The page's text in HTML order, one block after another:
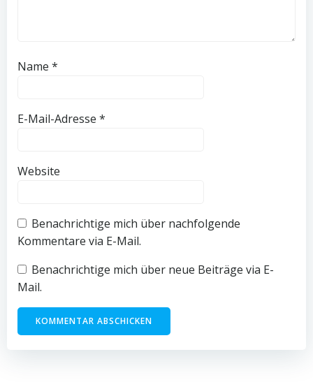
Name *
E-Mail-Adresse *
Website
Benachrichtige mich über nachfolgende
Kommentare via E-Mail.
Benachrichtige mich über neue Beiträge via E-
Mail.